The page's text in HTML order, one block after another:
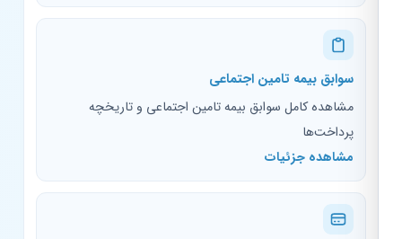
سوابق بیمه تامین اجتماعی
مشاهده کامل سوابق بیمه تامین اجتماعی و تاریخچه
پرداخت‌ها
مشاهده جزئیات